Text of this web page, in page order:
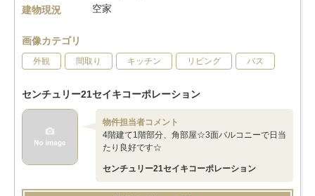
建物現況
空家
画像カテゴリ
外観 間取り キッチン リビング バス
センチュリー21セイキコーポレーション
物件担当者コメント
4階建て1階部分、角部屋☆3面バルコニーで日当
たり良好です☆
センチュリー21セイキコーポレーション